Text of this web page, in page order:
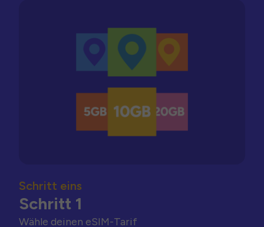
Schritt eins
Schritt 1
Wähle deinen eSIM-Tarif